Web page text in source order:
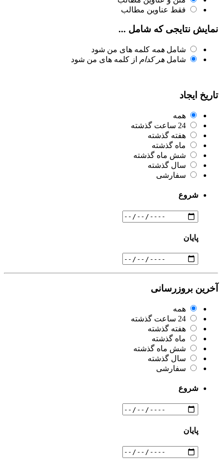
فقط عناوین مطالب
نمایش نتایجی که شامل ...
شامل همه کلمه های من شود
شامل هر کدام از کلمه های من شود
تاریخ ایجاد
همه
24 ساعت گذشته
هفته گذشته
ماه گذشته
شش ماه گذشته
سال گذشته
سفارشی
شروع
پایان
آخرین بروزرسانی
همه
24 ساعت گذشته
هفته گذشته
ماه گذشته
شش ماه گذشته
سال گذشته
سفارشی
شروع
پایان